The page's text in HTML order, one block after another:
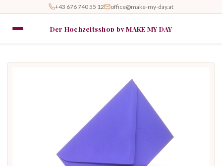
+43 676 740 55 12 office@make-my-day.at
Der Hochzeitsshop by MAKE MY DAY